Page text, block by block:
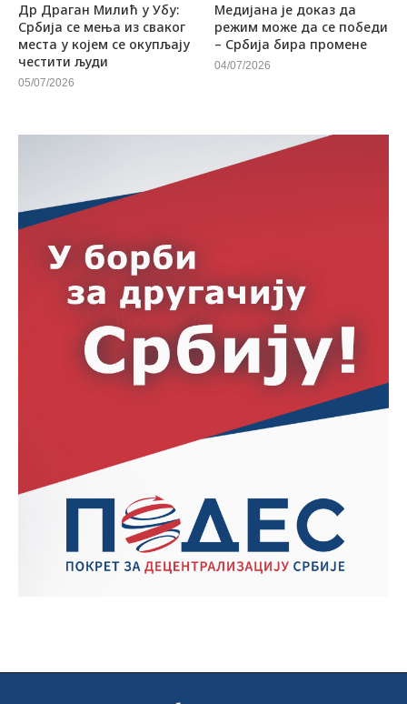
Др Драган Милић у Убу:
Србија се мења из сваког
места у којем се окупљају
честити људи
05/07/2026
Медијана је доказ да
режим може да се победи
– Србија бира промене
04/07/2026